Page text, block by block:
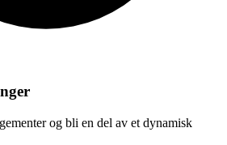
og bli en del av et dynamisk